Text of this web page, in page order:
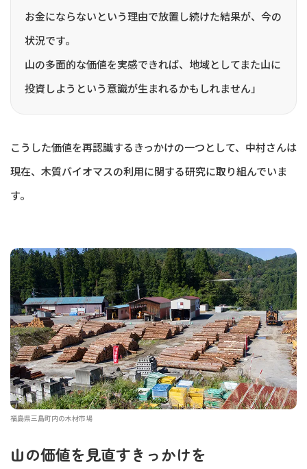
お金にならないという理由で放置し続けた結果が、今の
状況です。
山の多面的な価値を実感できれば、地域としてまた山に
投資しようという意識が生まれるかもしれません」
こうした価値を再認識するきっかけの一つとして、中村さんは
現在、木質バイオマスの利用に関する研究に取り組んでいま
す。
福島県三島町内の木材市場
山の価値を見直すきっかけを